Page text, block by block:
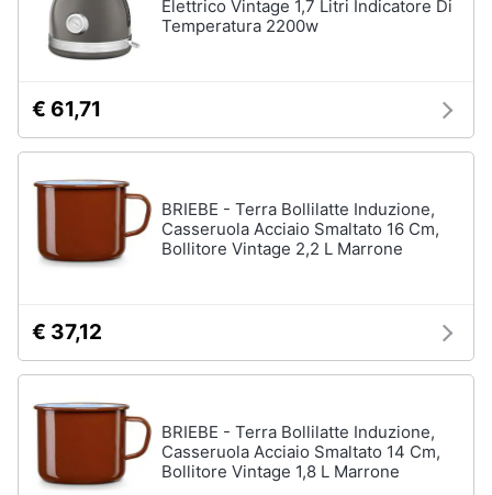
Elettrico Vintage 1,7 Litri Indicatore Di
Temperatura 2200w
€ 61,71
BRIEBE - Terra Bollilatte Induzione,
Casseruola Acciaio Smaltato 16 Cm,
Bollitore Vintage 2,2 L Marrone
€ 37,12
BRIEBE - Terra Bollilatte Induzione,
Casseruola Acciaio Smaltato 14 Cm,
Bollitore Vintage 1,8 L Marrone